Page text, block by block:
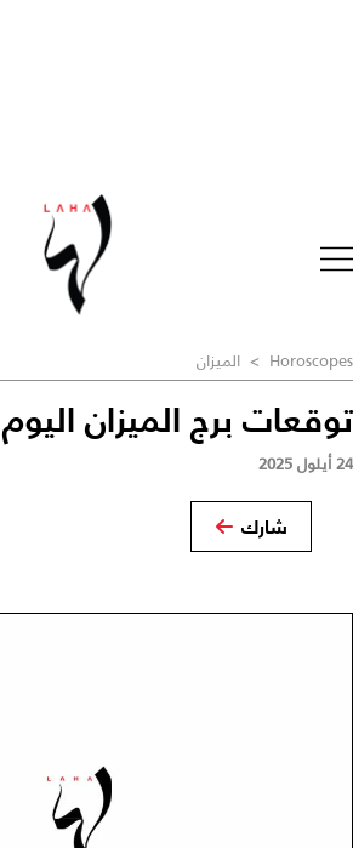
Horoscopes
> الميزان
توقعات برج الميزان اليوم 24/09/2025
24 أيلول 2025
شارك